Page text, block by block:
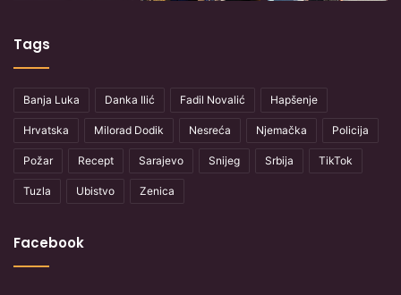
Tags
Banja Luka Danka Ilić Fadil Novalić Hapšenje
Hrvatska Milorad Dodik Nesreća Njemačka Policija
Požar Recept Sarajevo Snijeg Srbija TikTok
Tuzla Ubistvo Zenica
Facebook